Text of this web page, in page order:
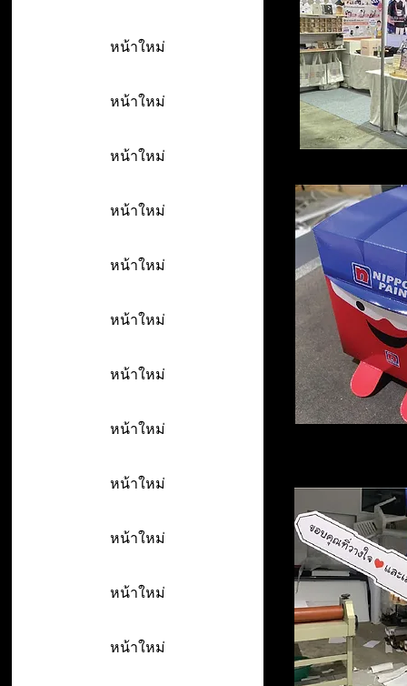
หน้าใหม่
หน้าใหม่
หน้าใหม่
หน้าใหม่
หน้าใหม่
หน้าใหม่
หน้าใหม่
หน้าใหม่
หน้าใหม่
หน้าใหม่
หน้าใหม่
หน้าใหม่